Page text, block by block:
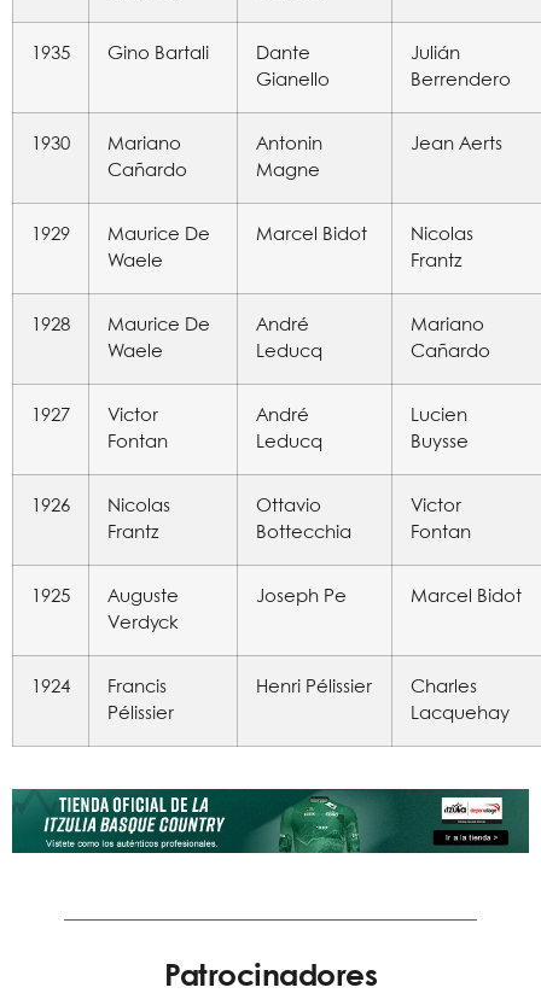
1935 Gino Bartali
Dante
Gianello
Julián
Berrendero
1930
Mariano
Cañardo
Antonin
Magne
Jean Aerts
1929
Maurice De
Waele
Marcel Bidot
Nicolas
Frantz
1928
Maurice De
Waele
André
Leducq
Mariano
Cañardo
1927
Victor
Fontan
André
Leducq
Lucien
Buysse
1926
Nicolas
Frantz
Ottavio
Bottecchia
Victor
Fontan
1925
Auguste
Verdyck
Joseph Pe Marcel Bidot
1924
Francis
Pélissier
Henri Pélissier
Charles
Lacquehay
Patrocinadores